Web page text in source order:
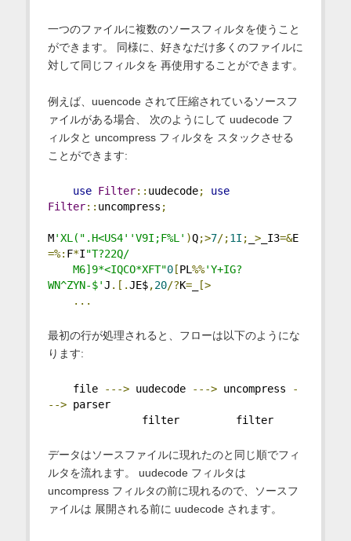
一つのファイルに複数のソースフィルタを使うこと
ができます。 同様に、好きなだけ多くのファイルに
対して同じフィルタを 再使用することができます。
例えば、uuencode されて圧縮されているソースフ
ァイルがある場合、 次のようにして uudecode フ
ィルタと uncompress フィルタを スタックさせる
ことができます:
use Filter:: uudecode;
use
Filter:: uncompress ;
M'XL(".H<US4''V9I;F%L' )Q;>7/;1I ; >_I3=&E
=%: F*I"T?22Q/
M6]9*<IQCO*XFT"0[PL %%'Y+IG?
WN^ZYN-$'J .[.JE$,20/?K=_
[>
...
最初の行が処理されると、フローは以下のようにな
ります:
file ---> uudecode ---> uncompress
-
--> parser
filter         filter
データはソースファイルに現れたのと同じ順でフィ
ルタを流れます。 uudecode フィルタは
uncompress フィルタの前に現れるので、ソースフ
ァイルは 展開される前に uudecode されます。